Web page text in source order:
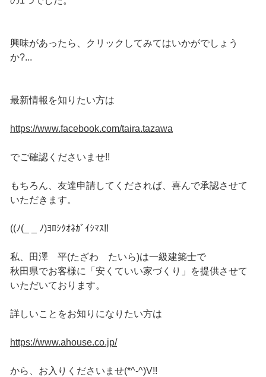
興味があったら、クリックしてみてはいかがでしょう
か?...
最新情報を知りたい方は
https://www.facebook.com/taira.tazawa
でご確認くださいませ!!
もちろん、友達申請してくだされば、喜んで承認させて
いただきます。
((ﾉ(_ _ ﾉ)ﾖﾛｼｸｵﾈｶﾞｲｼﾏｽ!!
私、田澤 平(たざわ たいら)は一級建築士で
秋田県でお客様に「安くていい家づくり」を提供させて
いただいております。
詳しいことをお知りになりたい方は
https://www.ahouse.co.jp/
から、お入りくださいませ(*^-^)V!!